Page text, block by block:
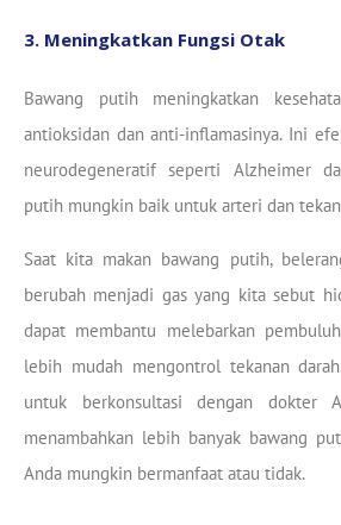
3. Meningkatkan Fungsi Otak
Bawang putih meningkatkan
antioksidan dan anti-inflamasinya. Ini
neurodegeneratif seperti Alzheimer
putih mungkin baik untuk arteri dan
Saat kita makan bawang putih,
berubah menjadi gas yang kita sebut
dapat membantu melebarkan
lebih mudah mengontrol tekanan
untuk berkonsultasi dengan dokter
menambahkan lebih banyak bawang
Anda mungkin bermanfaat atau tidak.